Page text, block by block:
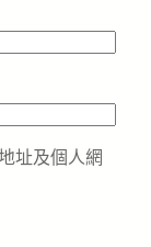
址及個人網